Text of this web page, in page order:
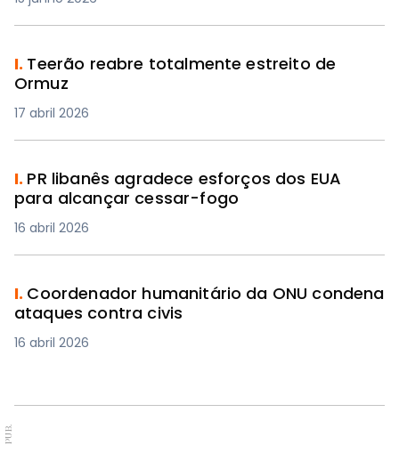
I. Teerão reabre totalmente estreito de
Ormuz
17 abril 2026
I. PR libanês agradece esforços dos EUA
para alcançar cessar-fogo
16 abril 2026
I. Coordenador humanitário da ONU condena
ataques contra civis
16 abril 2026
PUB.